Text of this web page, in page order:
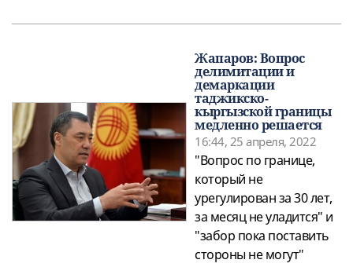
Жапаров: Вопрос
делимитации и
демаркации
таджикско-
кыргызской границы
медленно решается
16:44, 25 апреля, 2022
"Вопрос по границе,
который не
урегулирован за 30 лет,
за месяц не уладится" и
"забор пока поставить
стороны не могут"